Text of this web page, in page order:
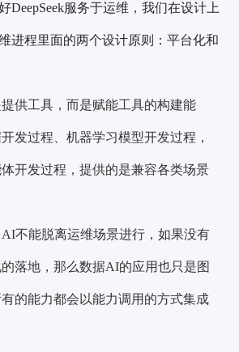
DeepSeek服务于运维，我们在设计上
进程里面的两个设计原则：平台化和
供工具，而是赋能工具的构建能
发过程、机器学习模型开发过程，
开发过程，提供的是兼容各类场景
不能脱离运维场景进行，如果没有
落地，那么数据AI的应用也只是图
的能力都会以能力调用的方式集成